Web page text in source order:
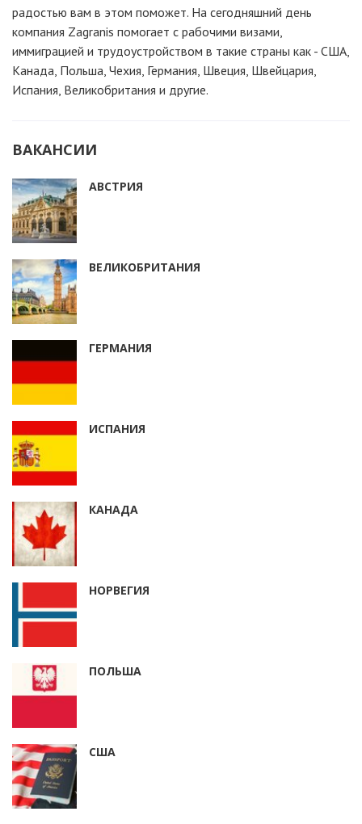
радостью вам в этом поможет. На сегодняшний день
компания Zagranis помогает с рабочими визами,
иммиграцией и трудоустройством в такие страны как - США,
Канада, Польша, Чехия, Германия, Швеция, Швейцария,
Испания, Великобритания и другие.
ВАКАНСИИ
АВСТРИЯ
ВЕЛИКОБРИТАНИЯ
ГЕРМАНИЯ
ИСПАНИЯ
КАНАДА
НОРВЕГИЯ
ПОЛЬША
США